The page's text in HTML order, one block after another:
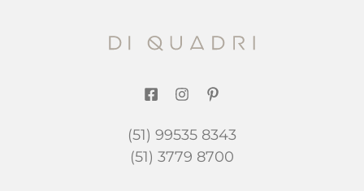
(51) 99535 8343
(51) 3779 8700